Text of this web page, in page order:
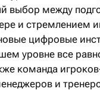
выбор между
и стремлением
цифровые
уровне все
команда
и